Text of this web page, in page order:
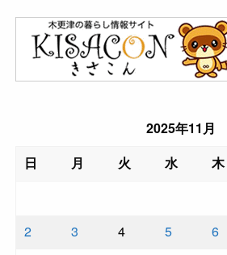
2025年11月
日
月 火 水 木
2
3 4 5 6